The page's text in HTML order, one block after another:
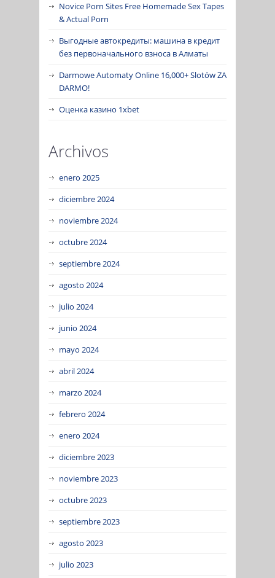
Novice Porn Sites Free Homemade Sex Tapes
& Actual Porn
Выгодные автокредиты: машина в кредит
без первоначального взноса в Алматы
Darmowe Automaty Online 16,000+ Slotów ZA
DARMO!
Оценка казино 1xbet
Archivos
enero 2025
diciembre 2024
noviembre 2024
octubre 2024
septiembre 2024
agosto 2024
julio 2024
junio 2024
mayo 2024
abril 2024
marzo 2024
febrero 2024
enero 2024
diciembre 2023
noviembre 2023
octubre 2023
septiembre 2023
agosto 2023
julio 2023